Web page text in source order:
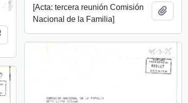
[Acta: tercera reunión Comisión
Nacional de la Familia]
Add
Add to clipboard